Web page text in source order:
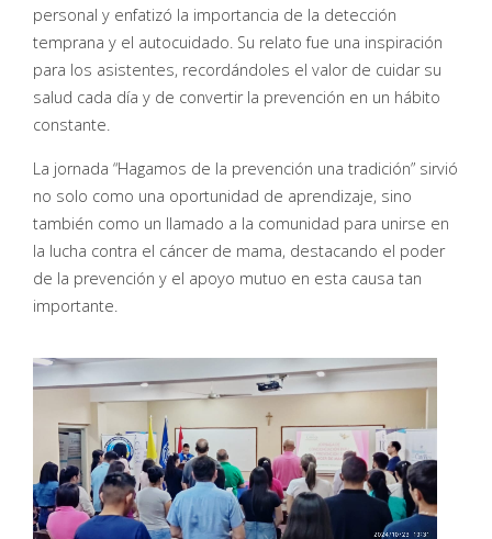
personal y enfatizó la importancia de la detección
temprana y el autocuidado. Su relato fue una inspiración
para los asistentes, recordándoles el valor de cuidar su
salud cada día y de convertir la prevención en un hábito
constante.
La jornada “Hagamos de la prevención una tradición” sirvió
no solo como una oportunidad de aprendizaje, sino
también como un llamado a la comunidad para unirse en
la lucha contra el cáncer de mama, destacando el poder
de la prevención y el apoyo mutuo en esta causa tan
importante.